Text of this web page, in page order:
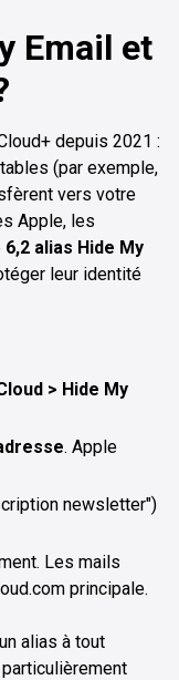
Email et
depuis 2021 :
(par exemple,
vers votre
Apple, les
6,2 alias Hide My
leur identité
> Hide My
. Apple
newsletter")
Les mails
principale.
alias à tout